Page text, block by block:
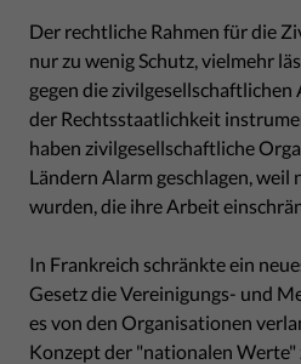
Der rechtliche Rahmen für die
nur zu wenig Schutz, vielmehr
gegen die
der Rechtsstaatlichkeit
haben zivilgesellschaftliche
Ländern Alarm geschlagen, weil
wurden, die ihre Arbeit
In Frankreich schränkte ein
Gesetz die Vereinigungs- und
es von den Organisationen
Konzept der "nationalen Werte"